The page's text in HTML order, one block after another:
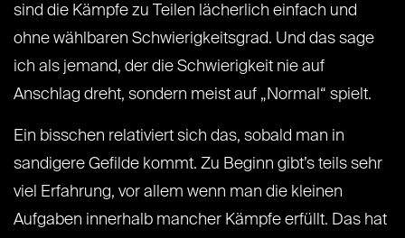
sind die Kämpfe zu Teilen lächerlich einfach und
ohne wählbaren Schwierigkeitsgrad. Und das sage
ich als jemand, der die Schwierigkeit nie auf
Anschlag dreht, sondern meist auf „Normal“ spielt.
Ein bisschen relativiert sich das, sobald man in
sandigere Gefilde kommt. Zu Beginn gibt’s teils sehr
viel Erfahrung, vor allem wenn man die kleinen
Aufgaben innerhalb mancher Kämpfe erfüllt. Das hat